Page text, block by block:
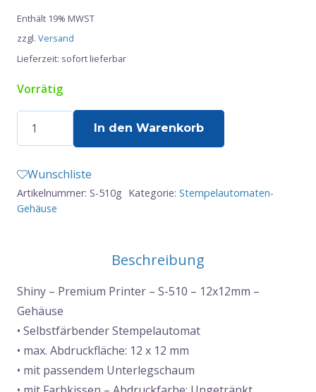
Enthält 19% MWST
zzgl. Versand
Lieferzeit: sofort lieferbar
Vorrätig
–
Printer
–
-
Gehäuse
Menge
In den Warenkorb
Wunschliste
Artikelnummer: S-510g Kategorie: Stempelautomaten-
Gehäuse
Beschreibung
Shiny – Premium Printer – S-510 – 12x12mm –
Gehäuse
• Selbstfärbender Stempelautomat
• max. Abdruckfläche: 12 x 12 mm
• mit passendem Unterlegschaum